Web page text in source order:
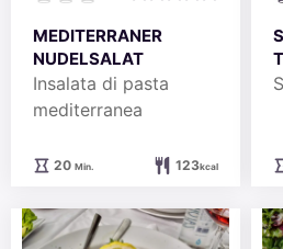
MEDITERRANER
NUDELSALAT
Insalata di pasta
mediterranea
20Minuten
Min. 123kcal